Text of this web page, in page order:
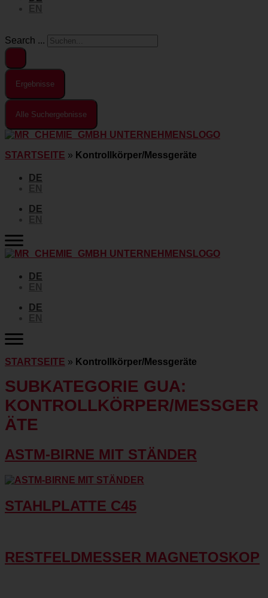
Search ...
Ergebnisse
Alle Suchergebnisse
STARTSEITE » Kontrollkörper/Messgeräte
DE
DE
DE
DE
STARTSEITE » Kontrollkörper/Messgeräte
SUBKATEGORIE GUA:
KONTROLLKÖRPER/MESSGER
ÄTE
ASTM-BIRNE MIT STÄNDER
STAHLPLATTE C45
RESTFELDMESSER MAGNETOSKOP